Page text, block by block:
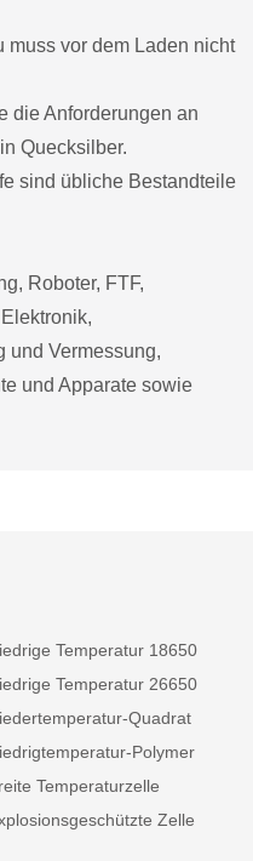
muss vor dem Laden nicht
die Anforderungen an
Quecksilber.
sind übliche Bestandteile
Roboter, FTF,
und Vermessung,
und Apparate sowie
Temperatur 18650
Temperatur 26650
Quadrat
Polymer
Temperaturzelle
Zelle